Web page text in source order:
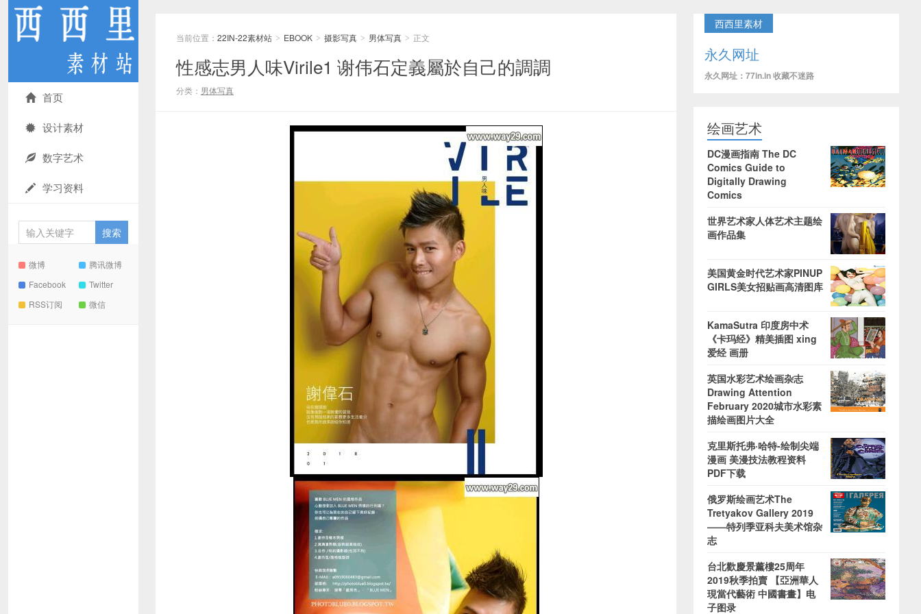
首页
设计素材
数字艺术
学习资料
微博
腾讯微博
Facebook
Twitter
RSS订阅
微信
当前位置： 22IN-22素材站 > EBOOK > 摄影写真 > 男体写真 > 正文
性感志男人味Virile1 谢伟石定義屬於自己的調調
分类： 男体写真
西西里素材
永久网址
永久网址：77in.in 收藏不迷路
绘画艺术
DC漫画指南 The DC
Comics Guide to
Digitally Drawing
Comics
世界艺术家人体艺术主题绘
画作品集
美国黄金时代艺术家PINUP
GIRLS美女招贴画高清图库
KamaSutra 印度房中术
《卡玛经》精美插图 xing
爱经 画册
英国水彩艺术绘画杂志
Drawing Attention
February 2020城市水彩素
描绘画图片大全
克里斯托弗·哈特-绘制尖端
漫画 美漫技法教程资料
PDF下载
俄罗斯绘画艺术The
Tretyakov Gallery 2019
——特列季亚科夫美术馆杂
志
台北歡慶景薰樓25周年
2019秋季拍賣 【亞洲華人
現當代藝術 中國書畫】电
子图录